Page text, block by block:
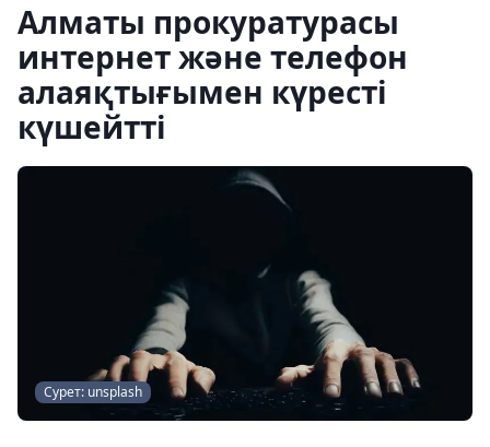
Алматы прокуратурасы
интернет және телефон
алаяқтығымен күресті
күшейтті
Сурет: unsplash